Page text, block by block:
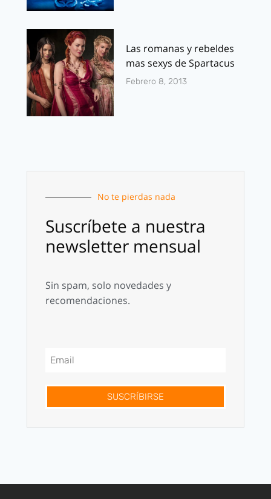
Las romanas y rebeldes
mas sexys de Spartacus
Febrero 8, 2013
No te pierdas nada
Suscríbete a nuestra
newsletter mensual
Sin spam, solo novedades y
recomendaciones.
SUSCRÍBIRSE